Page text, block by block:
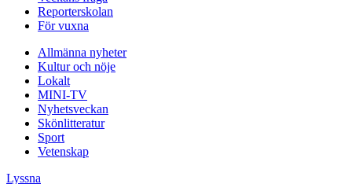
Reporterskolan
För vuxna
Allmänna nyheter
Kultur och nöje
Lokalt
MINI-TV
Nyhetsveckan
Skönlitteratur
Sport
Vetenskap
Lyssna